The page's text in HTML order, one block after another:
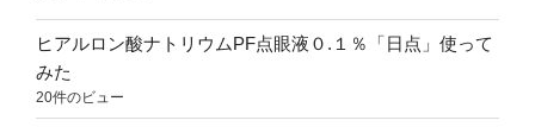
ヒアルロン酸ナトリウムPF点眼液０.１％「日点」使って
みた
20件のビュー